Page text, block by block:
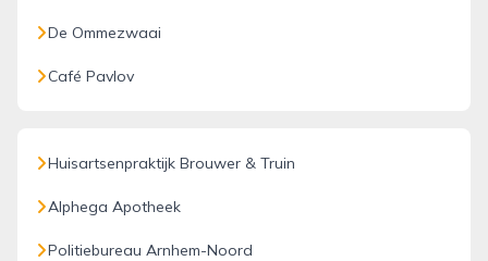
De Ommezwaai
Café Pavlov
Huisartsenpraktijk Brouwer & Truin
Alphega Apotheek
Politiebureau Arnhem-Noord